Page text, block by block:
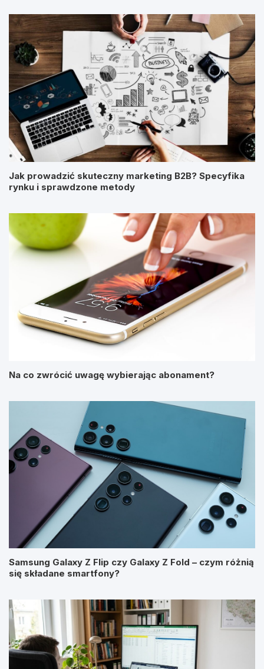
Jak prowadzić skuteczny marketing B2B? Specyfika
rynku i sprawdzone metody
Na co zwrócić uwagę wybierając abonament?
Samsung Galaxy Z Flip czy Galaxy Z Fold – czym różnią
się składane smartfony?